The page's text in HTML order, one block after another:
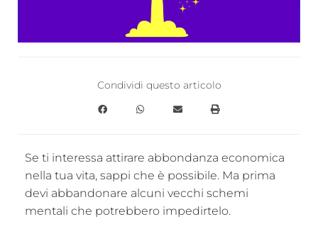
Condividi questo articolo
Se ti interessa attirare abbondanza economica
nella tua vita, sappi che è possibile. Ma prima
devi abbandonare alcuni vecchi schemi
mentali che potrebbero impedirtelo.